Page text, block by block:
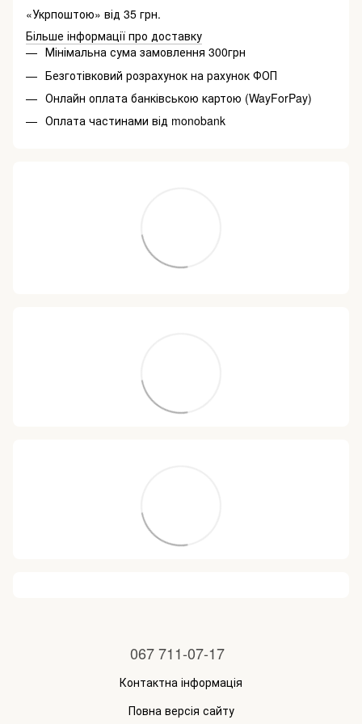
«Укрпоштою» від 35 грн.
Більше інформації про доставку
Мінімальна сума замовлення 300грн
Безготівковий розрахунок на рахунок ФОП
Онлайн оплата банківською картою (WayForPay)
Оплата частинами від monobank
067 711-07-17
Контактна інформація
Повна версія сайту